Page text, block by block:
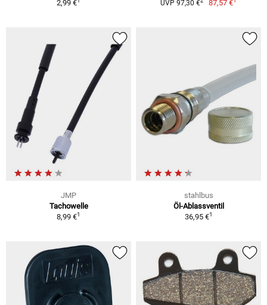
2,99 € UVP 97,30 € 87,57 €
JMP
Tachowelle
8,99 €1
stahlbus
Öl-Ablassventil
36,95 €1